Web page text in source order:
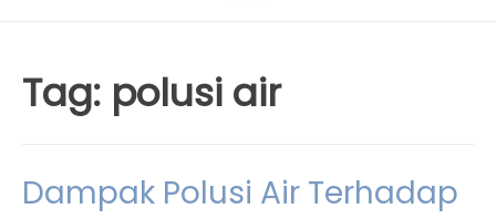
Tag: polusi air
Dampak Polusi Air Terhadap